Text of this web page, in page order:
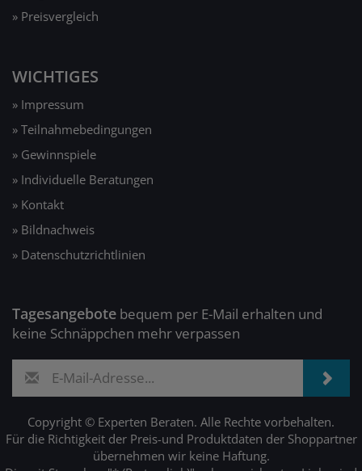
» Preisvergleich
WICHTIGES
» Impressum
» Teilnahmebedingungen
» Gewinnspiele
» Individuelle Beratungen
» Kontakt
» Bildnachweis
» Datenschutzrichtlinien
Tagesangebote bequem per E-Mail erhalten und
keine Schnäppchen mehr verpassen
Copyright © Experten Beraten. Alle Rechte vorbehalten.
Für die Richtigkeit der Preis-und Produktdaten der Shoppartner
übernehmen wir keine Haftung.